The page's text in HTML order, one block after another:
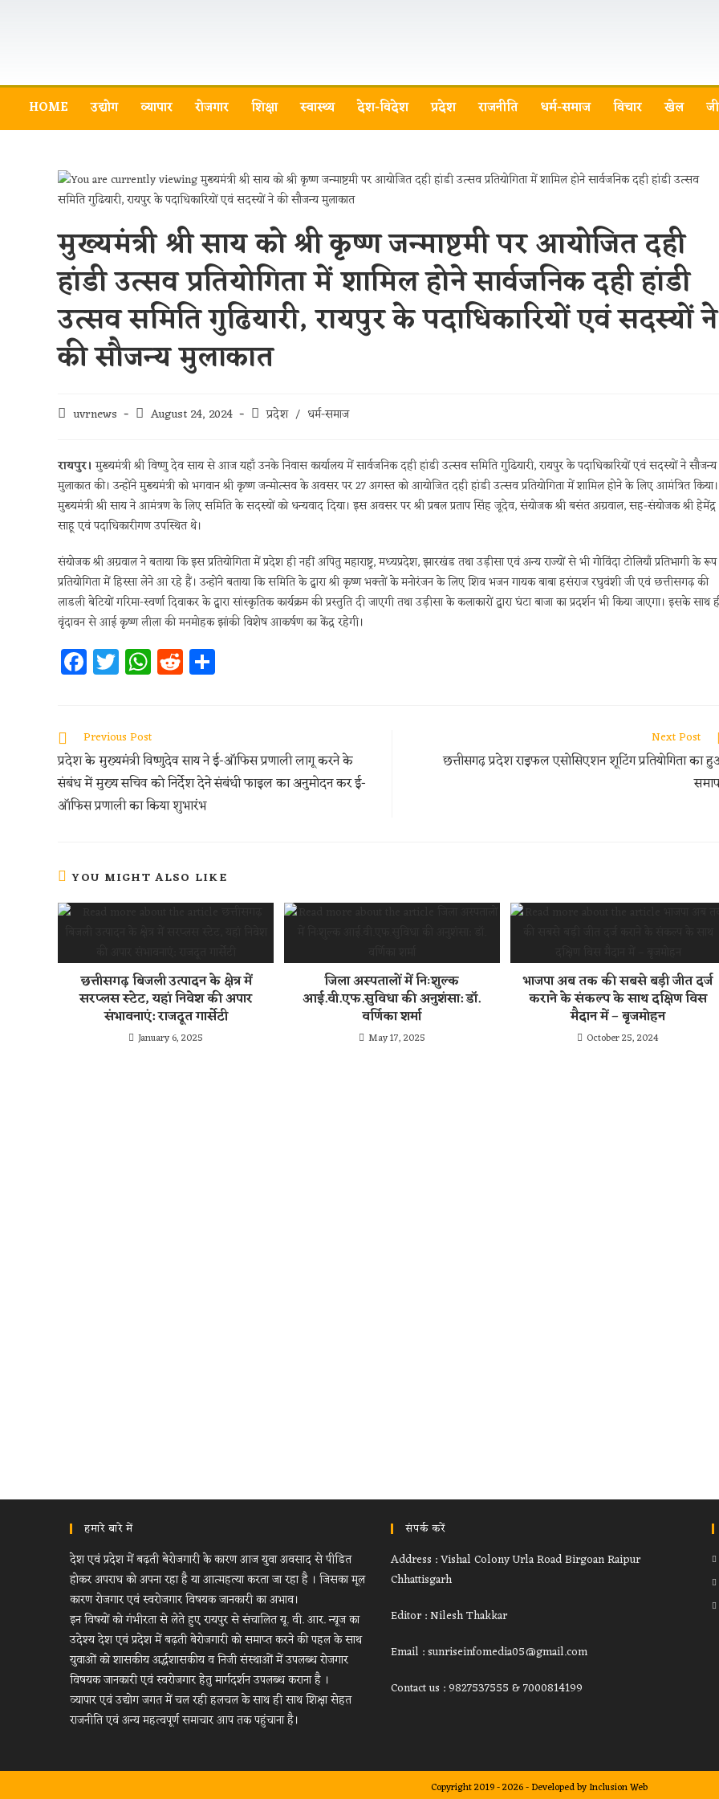
HOME उद्योग व्यापार रोजगार शिक्षा स्वास्थ्य देश-विदेश प्रदेश राजनीति धर्म-समाज विचार खेल
मुख्यमंत्री श्री साय को श्री कृष्ण जन्माष्टमी पर आयोजित दही
हांडी उत्सव प्रतियोगिता में शामिल होने सार्वजनिक दही हांडी
उत्सव समिति गुढियारी, रायपुर के पदाधिकारियों एवं सदस्यों ने
की सौजन्य मुलाकात
uvrnews August 24, 2024 प्रदेश / धर्म-समाज
रायपुर। मुख्यमंत्री श्री विष्णु देव साय से आज यहाँ उनके निवास कार्यालय में सार्वजनिक दही हांडी उत्सव समिति गुढियारी, रायपुर के पदाधिकारियों एवं सदस्यों ने सौजन्य
मुलाकात की। उन्होंने मुख्यमंत्री को भगवान श्री कृष्ण जन्मोत्सव के अवसर पर 27 अगस्त को आयोजित दही हांडी उत्सव प्रतियोगिता में शामिल होने के लिए आमंत्रित किया।
मुख्यमंत्री श्री साय ने आमंत्रण के लिए समिति के सदस्यों को धन्यवाद दिया। इस अवसर पर श्री प्रबल प्रताप सिंह जूदेव, संयोजक श्री बसंत अग्रवाल, सह-संयोजक श्री हेमेंद्र
साहू एवं पदाधिकारीगण उपस्थित थे।
संयोजक श्री अग्रवाल ने बताया कि इस प्रतियोगिता में प्रदेश ही नहीं अपितु महाराष्ट्र, मध्यप्रदेश, झारखंड तथा उड़ीसा एवं अन्य राज्यों से भी गोविंदा टोलियाँ प्रतिभागी के
प्रतियोगिता में हिस्सा लेने आ रहे हैं। उन्होंने बताया कि समिति के द्वारा श्री कृष्ण भक्तों के मनोरंजन के लिए शिव भजन गायक बाबा हसंराज रघुवंशी जी एवं छत्तीसगढ़ की
लाडली बेटियों गरिमा-स्वर्णा दिवाकर के द्वारा सांस्कृतिक कार्यक्रम की प्रस्तुति दी जाएगी तथा उड़ीसा के कलाकारों द्वारा घंटा बाजा का प्रदर्शन भी किया जाएगा। इसके साथ
वृंदावन से आई कृष्ण लीला की मनमोहक झांकी विशेष आकर्षण का केंद्र रहेगी।
Fa
ce
oo
k
T
w
er
W
h
s
A
p
p
R
e
t
Previous Post
प्रदेश के मुख्यमंत्री विष्णुदेव साय ने ई-ऑफिस प्रणाली लागू करने के
संबंध में मुख्य सचिव को निर्देश देने संबंधी फाइल का अनुमोदन कर ई-
ऑफिस प्रणाली का किया शुभारंभ
Next Post
छत्तीसगढ़ प्रदेश राइफल एसोसिएशन शूटिंग प्रतियोगिता का
YOU MIGHT ALSO LIKE
छत्तीसगढ़ बिजली उत्पादन के क्षेत्र में
सरप्लस स्टेट, यहां निवेश की अपार
संभावनाएं: राजदूत गार्सेटी
January 6, 2025
जिला अस्पतालों में निःशुल्क
आई.वी.एफ.सुविधा की अनुशंसा: डॉ.
वर्णिका शर्मा
May 17, 2025
भाजपा अब तक की सबसे बड़ी जीत दर्ज
कराने के संकल्प के साथ दक्षिण विस
मैदान में – बृजमोहन
October 25, 2024
हमारे बारे में
देश एवं प्रदेश में बढ़ती बेरोजगारी के कारण आज युवा अवसाद से पीडित
होकर अपराध को अपना रहा है या आत्महत्या करता जा रहा है । जिसका मूल
कारण रोजगार एवं स्वरोजगार विषयक जानकारी का अभाव।
इन विषयों को गंभीरता से लेते हुए रायपुर से संचालित यू. वी. आर. न्यूज का
उदेश्य देश एवं प्रदेश में बढ़ती बेरोजगारी को समाप्त करने की पहल के साथ
युवाओं को शासकीय अर्द्धशासकीय व निजी संस्थाओं में उपलब्ध रोजगार
विषयक जानकारी एवं स्वरोजगार हेतु मार्गदर्शन उपलब्ध कराना है ।
व्यापार एवं उद्योग जगत में चल रही हलचल के साथ ही साथ शिक्षा सेहत
राजनीति एवं अन्य महत्वपूर्ण समाचार आप तक पहुंचाना है।
संपर्क करें
Address : Vishal Colony Urla Road Birgoan Raipur
Chhattisgarh
Editor : Nilesh Thakkar
Email : sunriseinfomedia05@gmail.com
Contact us : 9827537555 & 7000814199
Copyright 2019 - 2026 - Developed byInclusion Web